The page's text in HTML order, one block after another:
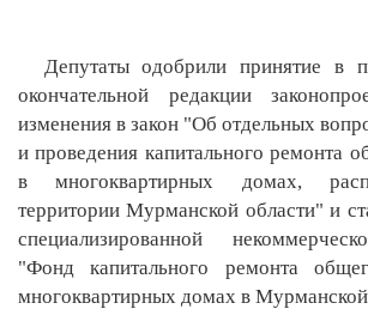
Депутаты одобрили принятие в
окончательной редакции
изменения в закон "Об отдельных
и проведения капитального ремонта
в многоквартирных домах,
территории Мурманской области" и
специализированной
"Фонд капитального ремонта
многоквартирных домах в